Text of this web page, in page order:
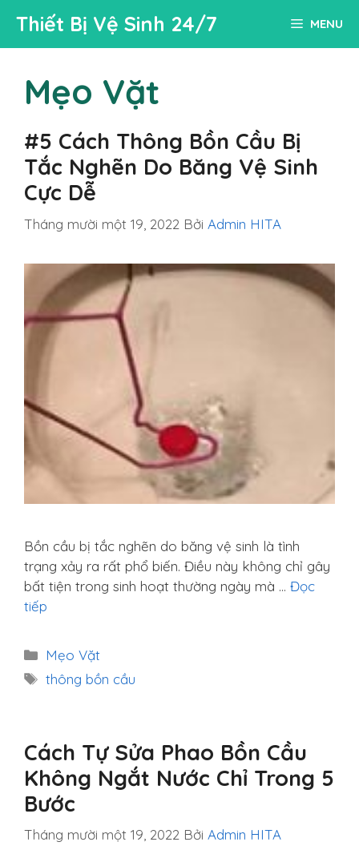
đến
nội
Thiết Bị Vệ Sinh 24/7 MENU
Mẹo Vặt
#5 Cách Thông Bồn Cầu Bị
Tắc Nghẽn Do Băng Vệ Sinh
Cực Dễ
Tháng mười một 19, 2022 Bởi Admin HITA
Bồn cầu bị tắc nghẽn do băng vệ sinh là tình
trạng xảy ra rất phổ biến. Điều này không chỉ gây
bất tiện trong sinh hoạt thường ngày mà … Đọc
tiếp
Danh
mục
Mẹo Vặt
Thẻ
thông bồn cầu
Cách Tự Sửa Phao Bồn Cầu
Không Ngắt Nước Chỉ Trong 5
Bước
Tháng mười một 19, 2022 Bởi Admin HITA